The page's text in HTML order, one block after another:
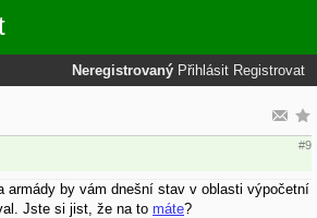
Neregistrovaný Přihlásit Registrovat
#9
armády by vám dnešní stav v oblasti výpočetní
Jste si jist, že na to máte?